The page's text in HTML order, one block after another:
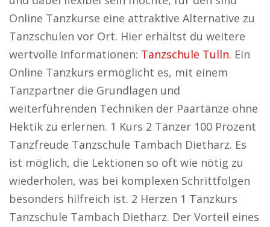
Online Tanzkurse eine attraktive Alternative zu
Tanzschulen vor Ort. Hier erhältst du weitere
wertvolle Informationen: Tanzschule Tulln. Ein
Online Tanzkurs ermöglicht es, mit einem
Tanzpartner die Grundlagen und
weiterführenden Techniken der Paartänze ohne
Hektik zu erlernen. 1 Kurs 2 Tänzer 100 Prozent
Tanzfreude Tanzschule Tambach Dietharz. Es
ist möglich, die Lektionen so oft wie nötig zu
wiederholen, was bei komplexen Schrittfolgen
besonders hilfreich ist. 2 Herzen 1 Tanzkurs
Tanzschule Tambach Dietharz. Der Vorteil eines